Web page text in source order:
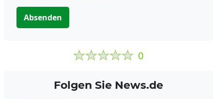
Absenden
0
Folgen Sie News.de